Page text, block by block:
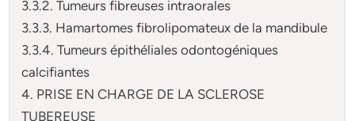
3.3.2. Tumeurs fibreuses intraorales
3.3.3. Hamartomes fibrolipomateux de la mandibule
3.3.4. Tumeurs épithéliales odontogéniques
calcifiantes
4. PRISE EN CHARGE DE LA SCLEROSE
TUBEREUSE